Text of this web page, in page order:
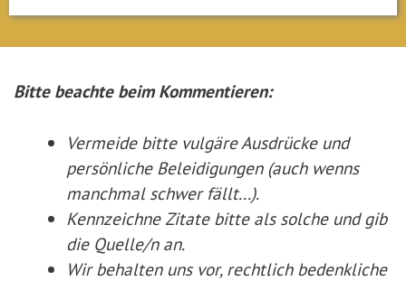
Bitte beachte beim Kommentieren:
Vermeide bitte vulgäre Ausdrücke und
persönliche Beleidigungen (auch wenns
manchmal schwer fällt...).
Kennzeichne Zitate bitte als solche und gib
die Quelle/n an.
Wir behalten uns vor, rechtlich bedenkliche